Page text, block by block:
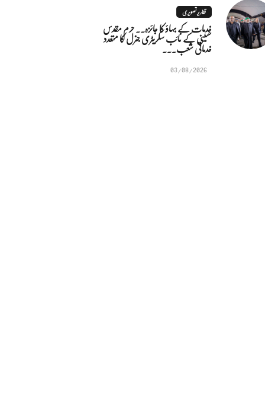
تقاریر تصویری
خدمات کے بہاؤ کا جائزہ.. حرم مقدس
حسینی کے نائب سکریٹری جنرل کا متعدد
خدماتی شعب...
03/08/2026